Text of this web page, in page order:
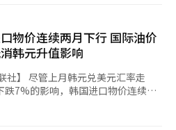
达7241亿韩元，同比激增40%，
电力成本等运营费用持续上涨的背
理调整，导致财务状况持续恶化。
票价调整外，政府应就“无偿乘
持。交通公社指出，随着韩国加速
弱势群体的免费乘车制度带来的财
向全国民众实施，本质上属于国家
务亏损补偿（PSO）》制度的适用
234亿韩元增长近60倍；
同比增长达67%；便利店CU的PB
品类从1400种增加至2000种；
名为“PBICK”；GS25则计划
市场的不断扩大，
性价比需求，许多企业还通过推出
新市场，进一步增强了其市场竞争
场分析分为，韩元
慎立场。首尔外汇市场数据显示，上
元左右。本月9日美方关税措施生效
韩元，创自2009年金融危机以
展及美国联邦公开市场委员会
，也成为影响央行决定冻息的重要
物价连续两月下行 国际油价
韩元升值影响
汇率走
跌7%的影响，韩国进口物价连续两